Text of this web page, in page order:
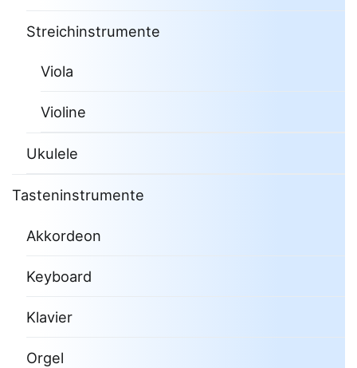
Streichinstrumente
Viola
Violine
Ukulele
Tasteninstrumente
Akkordeon
Keyboard
Klavier
Orgel